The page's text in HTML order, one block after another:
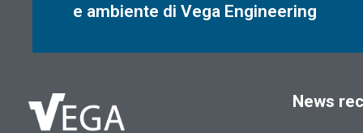
e ambiente di Vega Engineering
News